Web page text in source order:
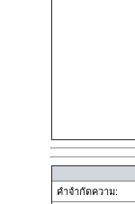
คำจำกัดความ: